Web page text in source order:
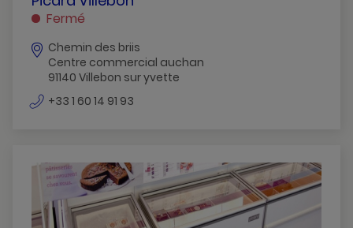
VILLEBON
SUR
YVETTE
Fermé
Chemin des briis
Centre commercial auchan
91140 Villebon sur yvette
+33 1 60 14 91 93